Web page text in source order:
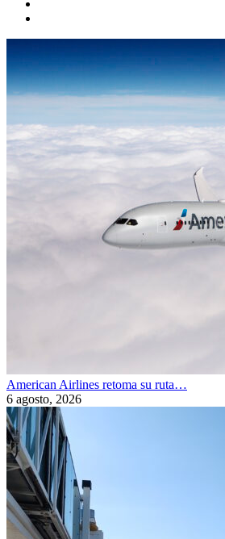
American Airlines retoma su ruta…
6 agosto, 2026